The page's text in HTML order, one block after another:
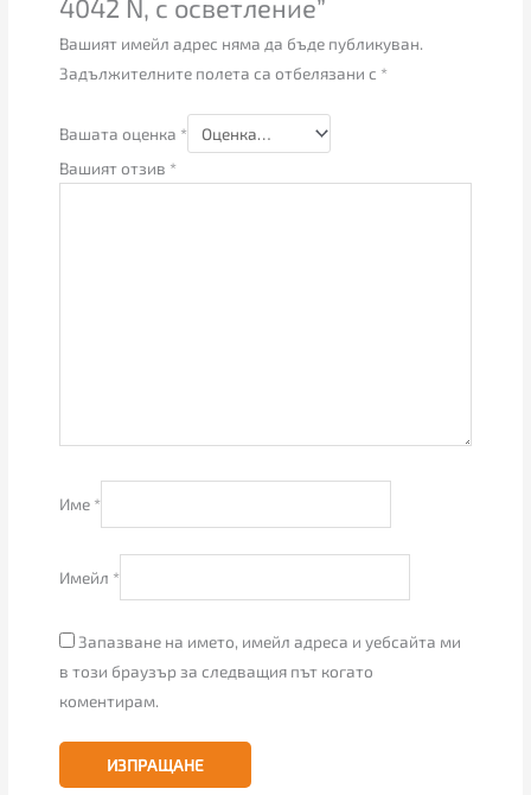
4042 N, с осветление”
Вашият имейл адрес няма да бъде публикуван.
Задължителните полета са отбелязани с *
Вашата оценка *
Вашият отзив *
Име *
Имейл *
Запазване на името, имейл адреса и уебсайта ми
в този браузър за следващия път когато
коментирам.